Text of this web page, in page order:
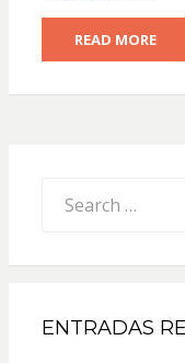
READ MORE
for:
ENTRADAS